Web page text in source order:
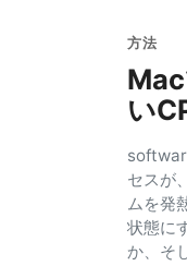
方法
い
セスが
ムを発
状態に
か、そ